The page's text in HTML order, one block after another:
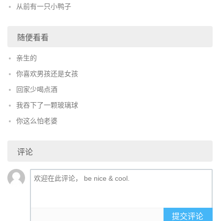
从前有一只小鸭子
随便看看
亲生的
你喜欢男孩还是女孩
回家少喝点酒
我吞下了一颗玻璃球
你这么怕老婆
评论
提交评论